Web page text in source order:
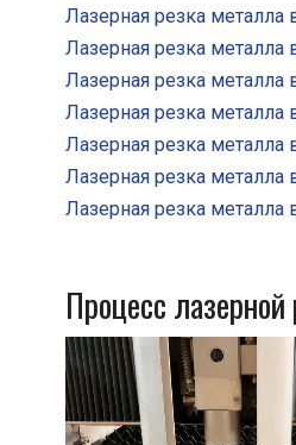
Лазерная резка металла
Лазерная резка металла
Лазерная резка металла
Лазерная резка
Лазерная резка металла
Лазерная резка
Лазерная резка
Процесс лазерной